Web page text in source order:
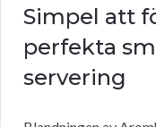
Simpel att
perfekta
servering